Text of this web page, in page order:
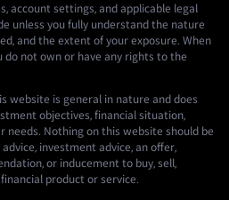
account settings, and applicable legal
unless you fully understand the nature
and the extent of your exposure. When
not own or have any rights to the
website is general in nature and does
objectives, financial situation,
needs. Nothing on this website should be
investment advice, an offer,
or inducement to buy, sell,
product or service.